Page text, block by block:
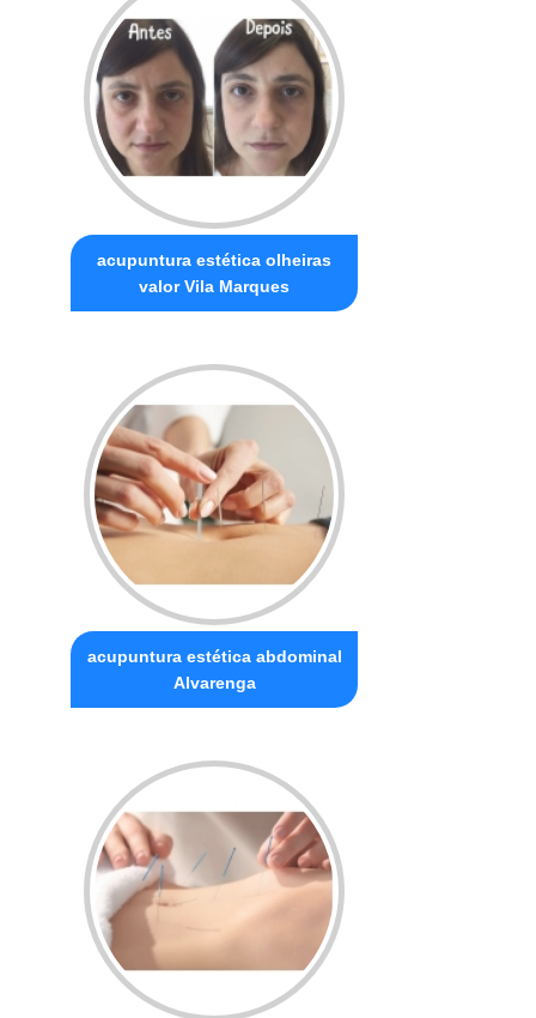
acupuntura estética olheiras
valor Vila Marques
acupuntura estética abdominal
Alvarenga